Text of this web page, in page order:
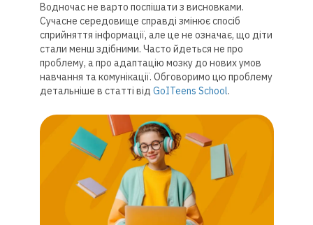
Водночас не варто поспішати з висновками.
Сучасне середовище справді змінює спосіб
сприйняття інформації, але це не означає, що діти
стали менш здібними. Часто йдеться не про
проблему, а про адаптацію мозку до нових умов
навчання та комунікації. Обговоримо цю проблему
детальніше в статті від GoITeens School.